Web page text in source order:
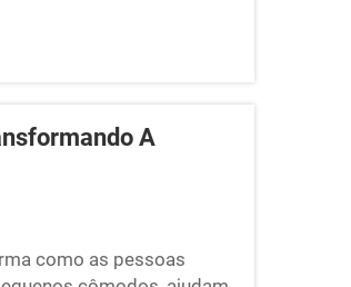
A
como as pessoas